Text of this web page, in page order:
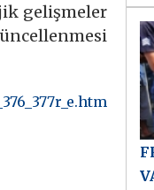
gelişmeler